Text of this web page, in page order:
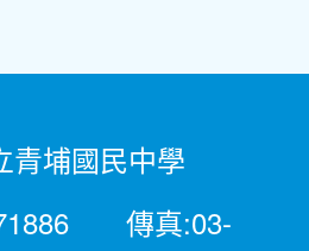
青埔國民中學
傳真:03-